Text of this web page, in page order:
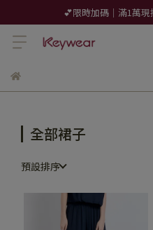
💕限時加碼｜滿1萬
全部裙子
預設排序